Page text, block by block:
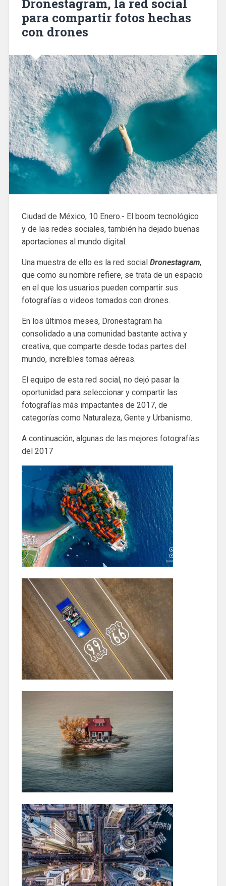
Dronestagram, la red social
para compartir fotos hechas
con drones
Ciudad de México, 10 Enero.- El boom tecnológico
y de las redes sociales, también ha dejado buenas
aportaciones al mundo digital.
Una muestra de ello es la red social Dronestagram,
que como su nombre refiere, se trata de un espacio
en el que los usuarios pueden compartir sus
fotografías o videos tomados con drones.
En los últimos meses, Dronestagram ha
consolidado a una comunidad bastante activa y
creativa, que comparte desde todas partes del
mundo, increíbles tomas aéreas.
El equipo de esta red social, no dejó pasar la
oportunidad para seleccionar y compartir las
fotografías más impactantes de 2017, de
categorías como Naturaleza, Gente y Urbanismo.
A continuación, algunas de las mejores fotografías
del 2017